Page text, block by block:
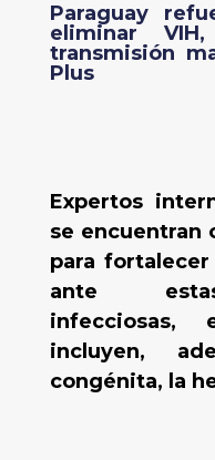
Paraguay
eliminar
transmisión
Plus
Expertos
se encuentran
para fortalecer
ante
incluyen,
congénita, la